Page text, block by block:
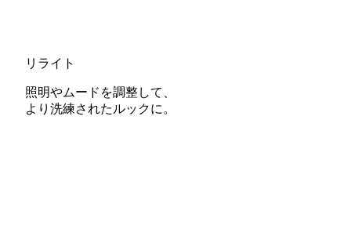
リライト
照明やムードを調整して、
より洗練されたルックに。